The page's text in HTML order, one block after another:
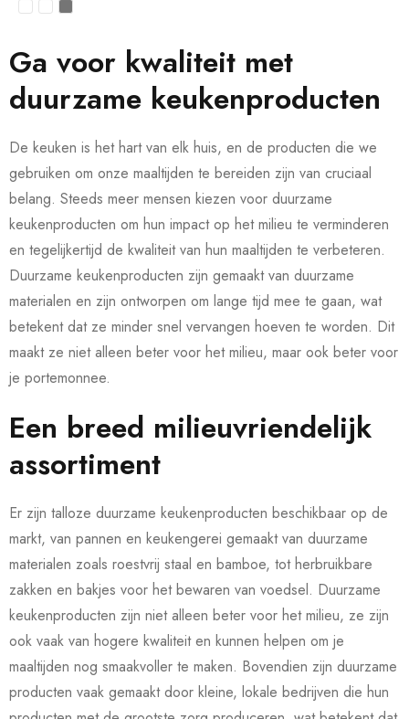
Ga voor kwaliteit met
duurzame keukenproducten
De keuken is het hart van elk huis, en de producten die we
gebruiken om onze maaltijden te bereiden zijn van cruciaal
belang. Steeds meer mensen kiezen voor duurzame
keukenproducten om hun impact op het milieu te verminderen
en tegelijkertijd de kwaliteit van hun maaltijden te verbeteren.
Duurzame keukenproducten zijn gemaakt van duurzame
materialen en zijn ontworpen om lange tijd mee te gaan, wat
betekent dat ze minder snel vervangen hoeven te worden. Dit
maakt ze niet alleen beter voor het milieu, maar ook beter voor
je portemonnee.
Een breed milieuvriendelijk
assortiment
Er zijn talloze duurzame keukenproducten beschikbaar op de
markt, van pannen en keukengerei gemaakt van duurzame
materialen zoals roestvrij staal en bamboe, tot herbruikbare
zakken en bakjes voor het bewaren van voedsel. Duurzame
keukenproducten zijn niet alleen beter voor het milieu, ze zijn
ook vaak van hogere kwaliteit en kunnen helpen om je
maaltijden nog smaakvoller te maken. Bovendien zijn duurzame
producten vaak gemaakt door kleine, lokale bedrijven die hun